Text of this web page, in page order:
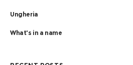
Ungheria
What's in a name